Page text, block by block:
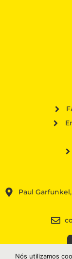
Paul
Nós utilizamos